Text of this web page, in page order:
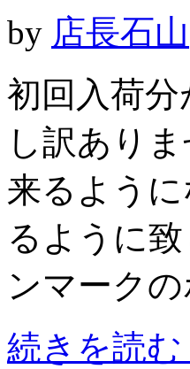
by 店長石山
初回入荷
し訳あり
来るよう
るように
ンマーク
続きを読む